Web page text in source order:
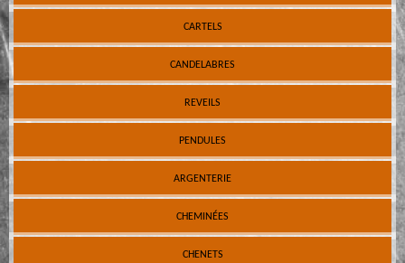
CARTELS
CANDELABRES
REVEILS
PENDULES
ARGENTERIE
CHEMINÉES
CHENETS